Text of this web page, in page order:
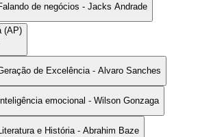
de negócios - Jacks Andrade
(AP)
de Excelência - Alvaro Sanches
Inteligência emocional - Wilson Gonzaga
e História - Abrahim Baze